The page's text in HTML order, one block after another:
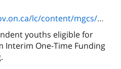
localhost:12443/rest/services/ON00008/Processes/HTML/SubmitForm&submitServiceProxy=https://www.sus.gov.on.ca/sub-proxy/all
youths eligible for
Interim One-Time Funding